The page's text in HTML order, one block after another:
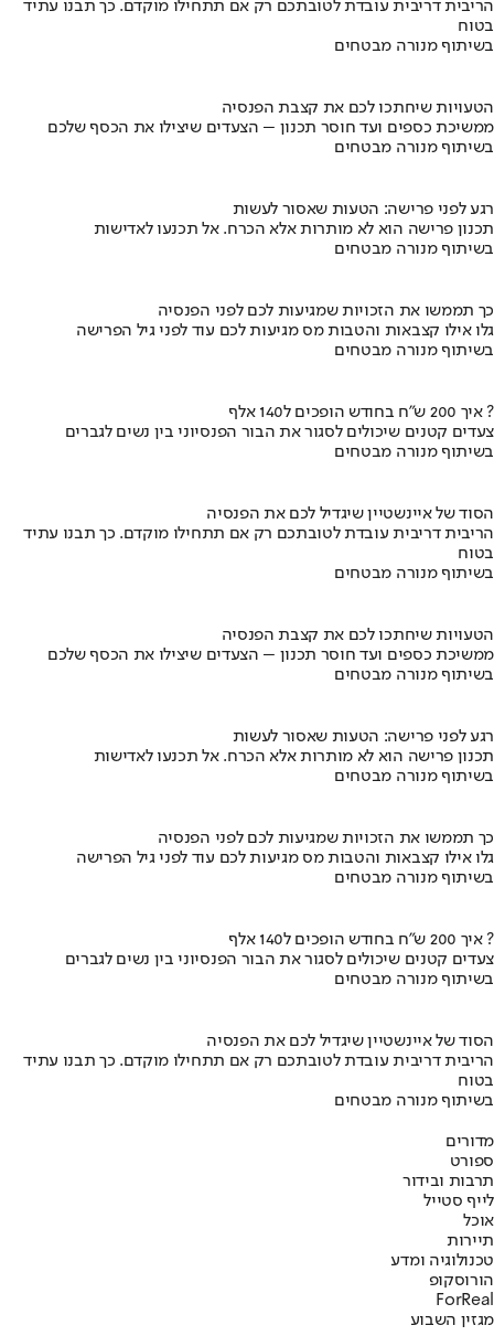
הריבית דריבית עובדת לטובתכם רק אם תתחילו מוקדם. כך תבנו עתיד
בטוח
בשיתוף מנורה מבטחים
הטעויות שיחתכו לכם את קצבת הפנסיה
ממשיכת כספים ועד חוסר תכנון – הצעדים שיצילו את הכסף שלכם
בשיתוף מנורה מבטחים
רגע לפני פרישה: הטעות שאסור לעשות
תכנון פרישה הוא לא מותרות אלא הכרח. אל תכנעו לאדישות
בשיתוף מנורה מבטחים
כך תממשו את הזכויות שמגיעות לכם לפני הפנסיה
גלו אילו קצבאות והטבות מס מגיעות לכם עוד לפני גיל הפרישה
בשיתוף מנורה מבטחים
איך 200 ש"ח בחודש הופכים ל140 אלף ?
צעדים קטנים שיכולים לסגור את הבור הפנסיוני בין נשים לגברים
בשיתוף מנורה מבטחים
הסוד של איינשטיין שיגדיל לכם את הפנסיה
הריבית דריבית עובדת לטובתכם רק אם תתחילו מוקדם. כך תבנו עתיד
בטוח
בשיתוף מנורה מבטחים
הטעויות שיחתכו לכם את קצבת הפנסיה
ממשיכת כספים ועד חוסר תכנון – הצעדים שיצילו את הכסף שלכם
בשיתוף מנורה מבטחים
רגע לפני פרישה: הטעות שאסור לעשות
תכנון פרישה הוא לא מותרות אלא הכרח. אל תכנעו לאדישות
בשיתוף מנורה מבטחים
כך תממשו את הזכויות שמגיעות לכם לפני הפנסיה
גלו אילו קצבאות והטבות מס מגיעות לכם עוד לפני גיל הפרישה
בשיתוף מנורה מבטחים
איך 200 ש"ח בחודש הופכים ל140 אלף ?
צעדים קטנים שיכולים לסגור את הבור הפנסיוני בין נשים לגברים
בשיתוף מנורה מבטחים
הסוד של איינשטיין שיגדיל לכם את הפנסיה
הריבית דריבית עובדת לטובתכם רק אם תתחילו מוקדם. כך תבנו עתיד
בטוח
בשיתוף מנורה מבטחים
מדורים
ספורט
תרבות ובידור
לייף סטייל
אוכל
תיירות
טכנולוגיה ומדע
הורוסקופ
ForReal
מגזין השבוע